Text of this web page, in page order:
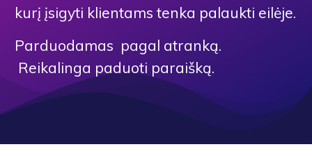
kurį įsigyti klientams tenka palaukti eilėje.
Parduodamas pagal atranką.
Reikalinga paduoti paraišką.